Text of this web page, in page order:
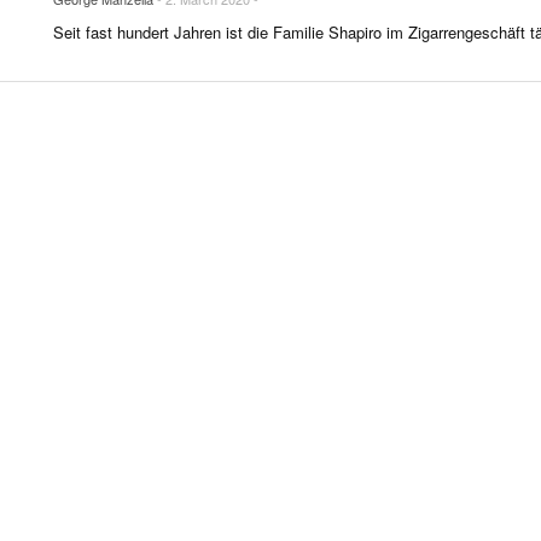
LIFE & CULTURE
& SPIRITUOSEN
Seit fast hundert Jahren ist die Familie Shapiro im Zigarrengeschäft